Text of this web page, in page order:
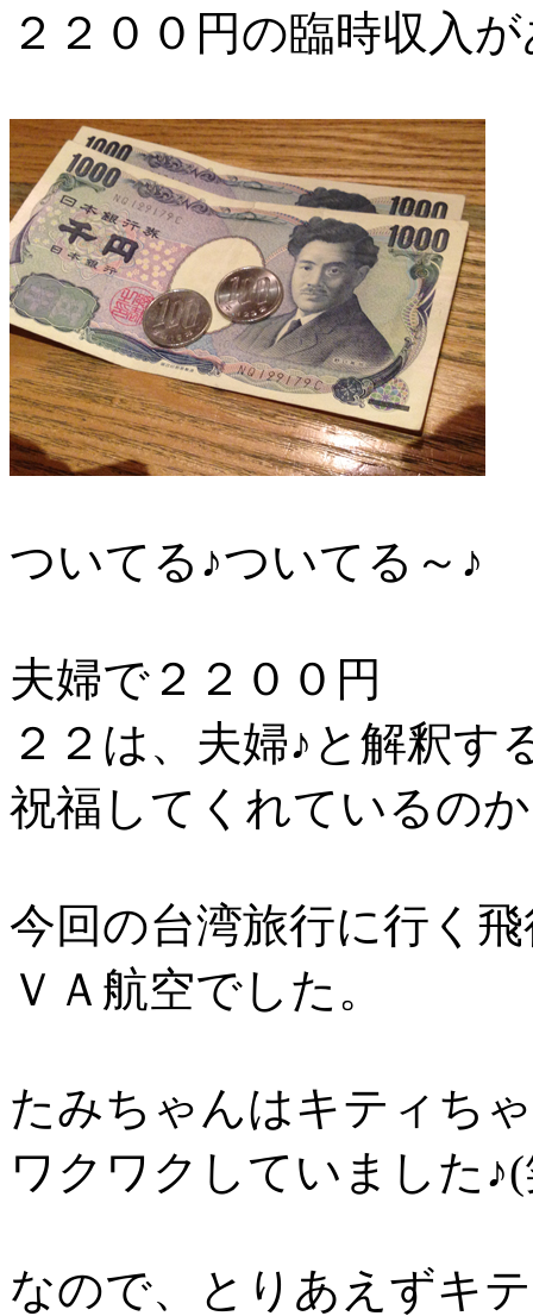
２２００円の臨時収入
ついてる♪ついてる～♪
夫婦で２２００円
２２は、夫婦♪と解釈す
祝福してくれているの
今回の台湾旅行に行く
ＶＡ航空でした。
たみちゃんはキティち
ワクワクしていました
なので、とりあえずキ